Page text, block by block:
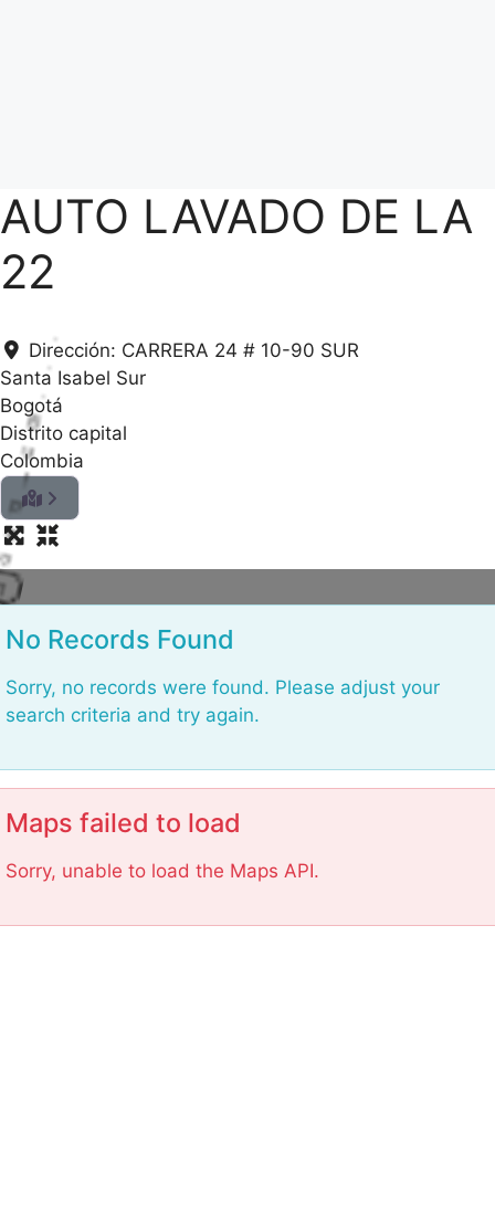
AUTO LAVADO DE LA
22
Dirección: CARRERA 24 # 10-90 SUR
Santa Isabel Sur
Bogotá
Distrito capital
Colombia
L
o
a
i
n
.
.
No Records Found
Sorry, no records were found. Please adjust your
search criteria and try again.
Maps failed to load
Sorry, unable to load the Maps API.